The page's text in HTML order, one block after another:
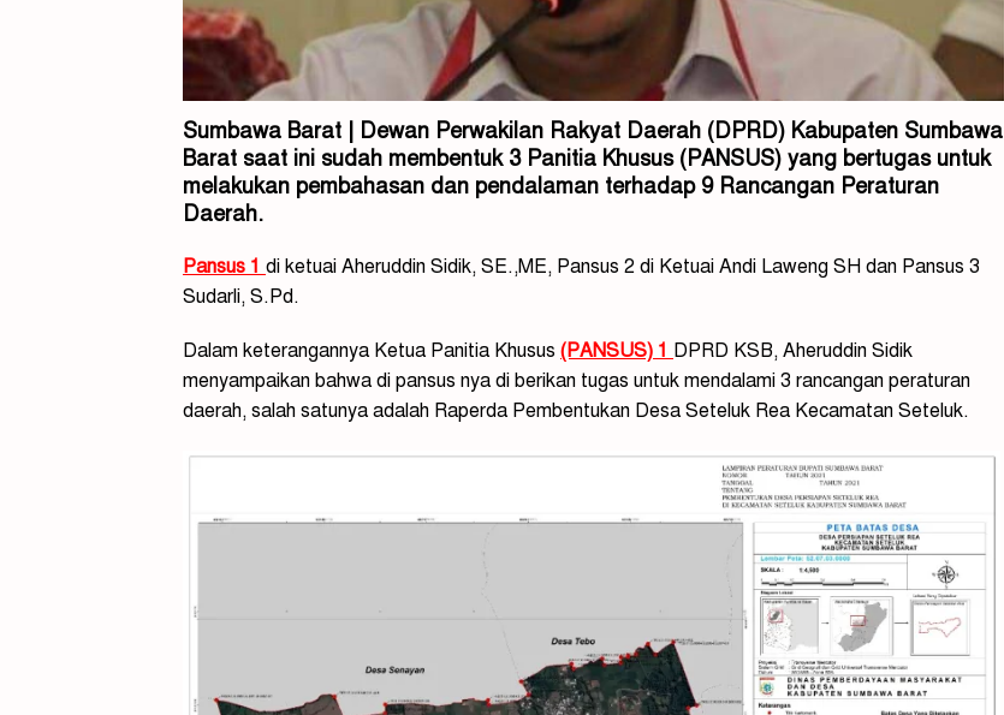
Sumbawa Barat | Dewan Perwakilan Rakyat Daerah (DPRD) Kabupaten Sumbawa
Barat saat ini sudah membentuk 3 Panitia Khusus (PANSUS) yang bertugas untuk
melakukan pembahasan dan pendalaman terhadap 9 Rancangan Peraturan
Daerah.
Pansus 1 di ketuai Aheruddin Sidik, SE.,ME, Pansus 2 di Ketuai Andi Laweng SH dan Pansus 3
Sudarli, S.Pd.
Dalam keterangannya Ketua Panitia Khusus (PANSUS) 1 DPRD KSB, Aheruddin Sidik
menyampaikan bahwa di pansus nya di berikan tugas untuk mendalami 3 rancangan peraturan
daerah, salah satunya adalah Raperda Pembentukan Desa Seteluk Rea Kecamatan Seteluk.